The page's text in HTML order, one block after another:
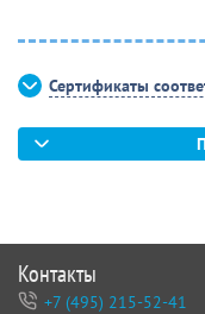
Сертификаты
Контакты
+7 (495) 215-52-41